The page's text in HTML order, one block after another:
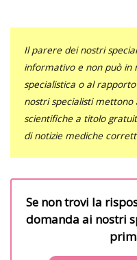
Il parere dei nostri
informativo e non può in
specialistica o al
nostri specialisti mettono
scientifiche a titolo
di notizie mediche
Se non trovi la
domanda ai nostri